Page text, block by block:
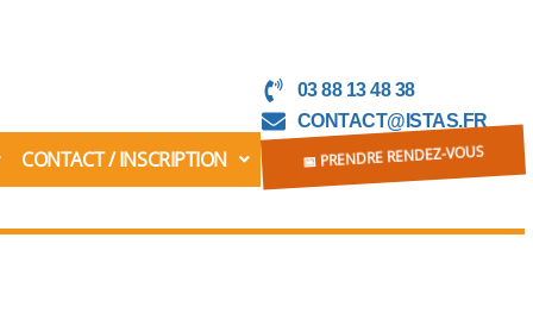
CONTACT / INSCRIPTION
03 88 13 48 38
CONTACT@ISTAS.FR
📅 PRENDRE RENDEZ-VOUS